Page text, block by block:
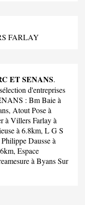
FARLAY
ET SENANS.
d'entreprises
: Bm Baieà
Atout Poseà
à Villers Farlay à
à 6.8km, L G S
Philippe Dausseà
Espace
à Byans Sur